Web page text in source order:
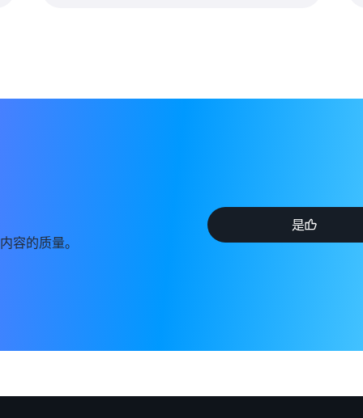
容的质量。
是